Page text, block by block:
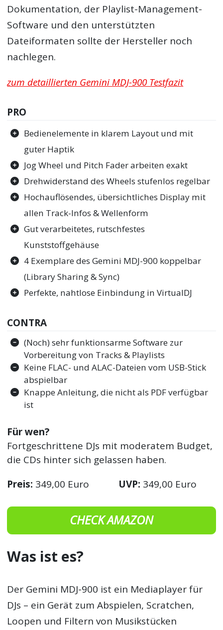
Dokumentation, der Playlist-Management-
Software und den unterstützten
Dateiformaten sollte der Hersteller noch
nachlegen.
zum detaillierten Gemini MDJ-900 Testfazit
PRO
Bedienelemente in klarem Layout und mit
guter Haptik
Jog Wheel und Pitch Fader arbeiten exakt
Drehwiderstand des Wheels stufenlos regelbar
Hochauflösendes, übersichtliches Display mit
allen Track-Infos & Wellenform
Gut verarbeitetes, rutschfestes
Kunststoffgehäuse
4 Exemplare des Gemini MDJ-900 koppelbar
(Library Sharing & Sync)
Perfekte, nahtlose Einbindung in VirtualDJ
CONTRA
(Noch) sehr funktionsarme Software zur
Vorbereitung von Tracks & Playlists
Keine FLAC- und ALAC-Dateien vom USB-Stick
abspielbar
Knappe Anleitung, die nicht als PDF verfügbar
ist
Für wen?
Fortgeschrittene DJs mit moderatem Budget,
die CDs hinter sich gelassen haben.
Preis: 349,00 Euro UVP: 349,00 Euro
CHECK AMAZON
Was ist es?
Der Gemini MDJ-900 ist ein Mediaplayer für
DJs – ein Gerät zum Abspielen, Scratchen,
Loopen und Filtern von Musikstücken